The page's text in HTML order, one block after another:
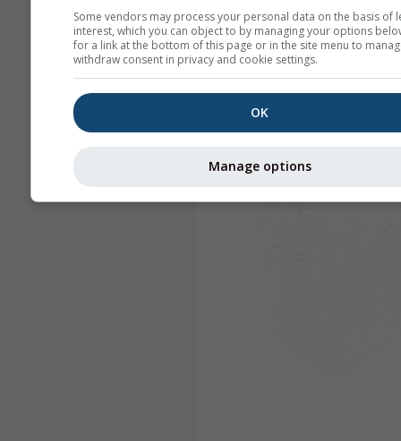
Some vendors may process your personal data on the basis of
interest, which you can object to by managing your options
for a link at the bottom of this page or in the site menu to
withdraw consent in privacy and cookie settings.
OK
Manage options